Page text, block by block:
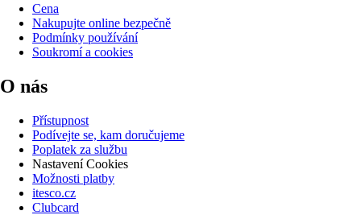
Cena
Nakupujte online bezpečně
Podmínky používání
Soukromí a cookies
O nás
Přístupnost
Podívejte se, kam doručujeme
Poplatek za službu
Nastavení Cookies
Možnosti platby
itesco.cz
Clubcard